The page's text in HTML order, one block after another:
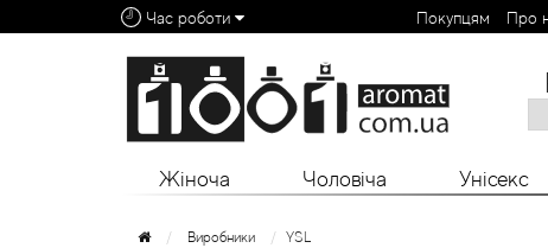
Час роботи Покупцям Про
Алфавітний покажчик: 0 - 9 A B C D F G H M
Жіноча Чоловіча Унісекс
Виробники YSL